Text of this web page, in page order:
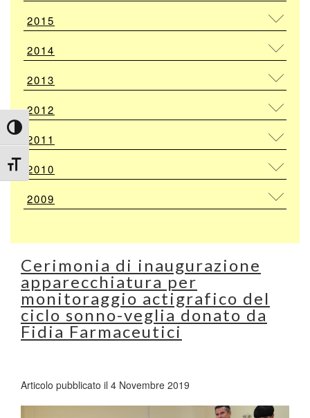
Attiva/disattiva alto contrasto
Attiva/disattiva dimensione testo
2015
2014
2013
2012
2011
2010
2009
Cerimonia di inaugurazione
apparecchiatura per
monitoraggio actigrafico del
ciclo sonno-veglia donato da
Fidia Farmaceutici
Articolo pubblicato il 4 Novembre 2019